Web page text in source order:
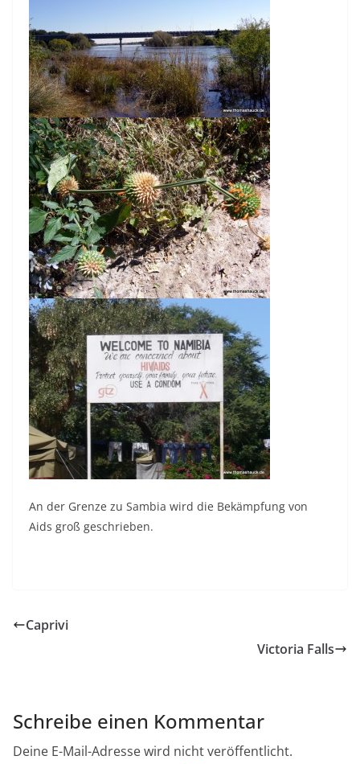
An der Grenze zu Sambia wird die Bekämpfung von
Aids groß geschrieben.
Caprivi
Victoria Falls
Schreibe einen Kommentar
Deine E-Mail-Adresse wird nicht veröffentlicht.